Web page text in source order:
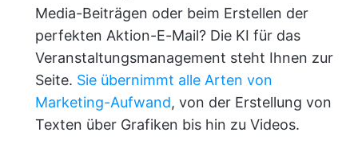
Media-Beiträgen oder beim Erstellen der
perfekten Aktion-E-Mail? Die KI für das
Veranstaltungsmanagement steht Ihnen zur
Seite. Sie übernimmt alle Arten von
Marketing-Aufwand, von der Erstellung von
Texten über Grafiken bis hin zu Videos.